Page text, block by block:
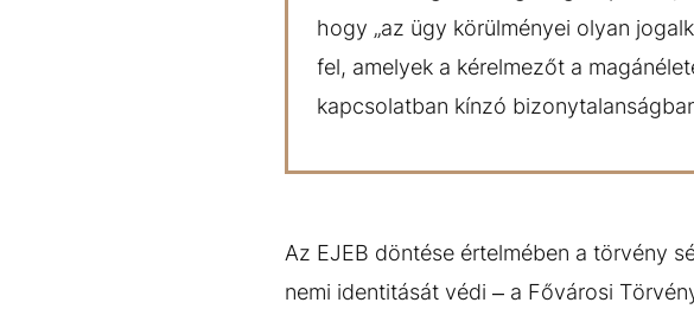
hogy „az ügy körülményei olyan
fel, amelyek a kérelmezőt a
kapcsolatban kínzó
Az EJEB döntése értelmében a törvény
nemi identitását védi – a Fővárosi